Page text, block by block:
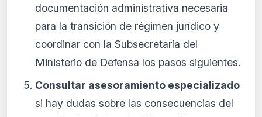
documentación administrativa necesaria
para la transición de régimen jurídico y
coordinar con la Subsecretaría del
Ministerio de Defensa los pasos siguientes.
Consultar asesoramiento especializado
si hay dudas sobre las consecuencias del